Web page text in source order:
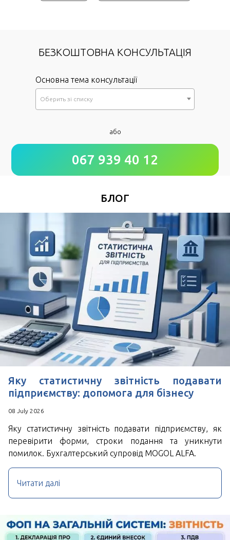
БЕЗКОШТОВНА КОНСУЛЬТАЦІЯ
Основна тема консультації
Оберить зi списку
Як до Вас звертатися?
Зручний час для дзвінка
Поля позначені знаком*обов'язкові для
заповнення
Натискаючи кнопку Надіслати Ви погоджуєтесь з
Угода користувача
або
067 939 40 12
БЛОГ
Яку статистичну звітність подавати
підприємству: допомога для бізнесу
08 July 2026
Яку статистичну звітність подавати підприємству, як
перевірити форми, строки подання та уникнути
помилок. Бухгалтерський супровід MOGOL ALFA.
Читати далі